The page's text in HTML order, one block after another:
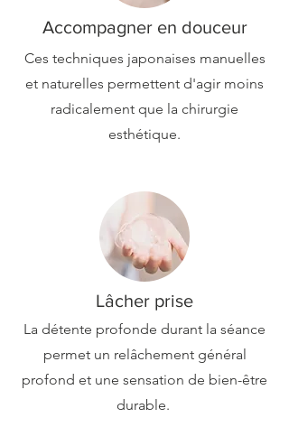
Accompagner en douceur
Ces techniques japonaises manuelles
et naturelles permettent d'agir moins
radicalement que la chirurgie
esthétique.
Lâcher prise
La détente profonde durant la séance
permet un relâchement général
profond et une sensation de bien-être
durable.